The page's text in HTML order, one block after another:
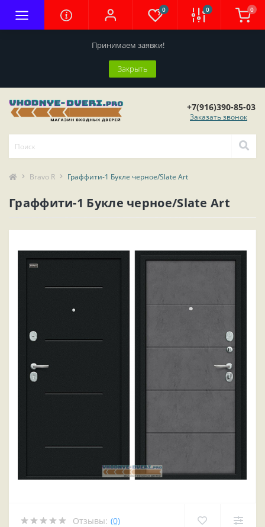
Принимаем заявки!
Закрыть
0 0 0
+7(916)390-85-03
Заказать звонок
Bravo R Граффити-1 Букле черное/Slate Art
Граффити-1 Букле черное/Slate Art
Отзывы: (0)